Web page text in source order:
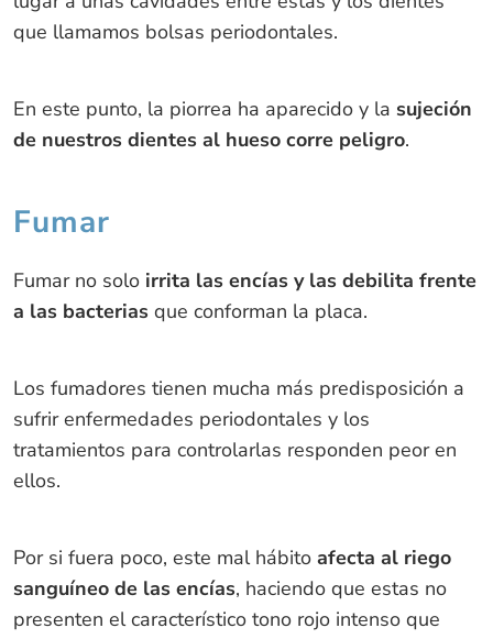
que llamamos bolsas periodontales.
En este punto, la piorrea ha aparecido y la sujeción
de nuestros dientes al hueso corre peligro.
Fumar
Fumar no solo irrita las encías y las debilita frente
a las bacteriasque conforman la placa.
Los fumadores tienen mucha más predisposición a
sufrir enfermedades periodontales y los
tratamientos para controlarlas responden peor en
ellos.
Por si fuera poco, este mal hábito afecta al riego
sanguíneo de las encías, haciendo que estas no
presenten el característico tono rojo intenso que